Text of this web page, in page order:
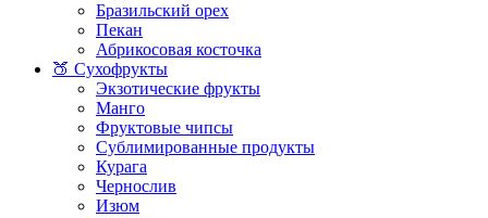
Бразильский орех
Пекан
Абрикосовая косточка
🍑 Сухофрукты
Экзотические фрукты
Манго
Фруктовые чипсы
Сублимированные продукты
Курага
Чернослив
Изюм